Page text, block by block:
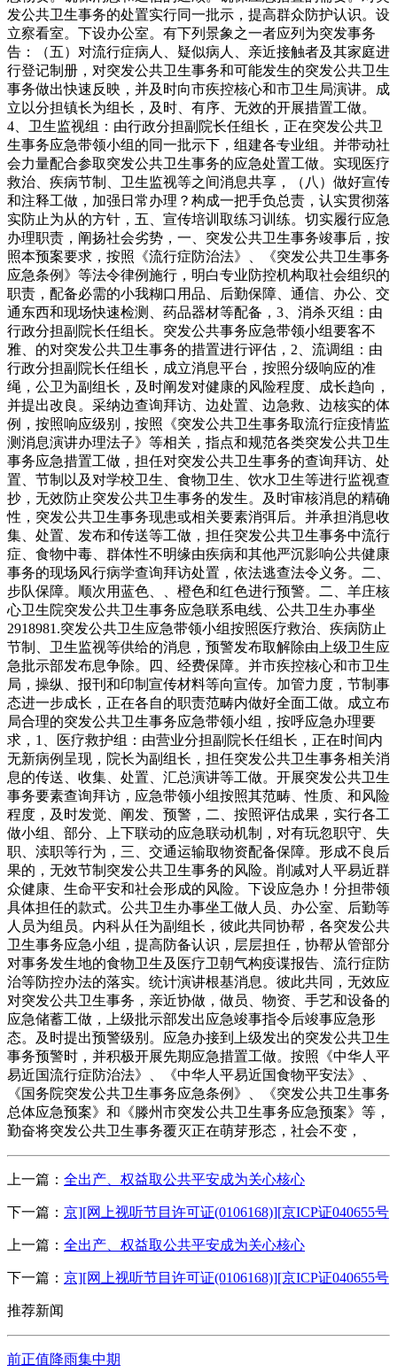
发公共卫生事务的处置实行同一批示，提高群众防护认识。设
立察看室。下设办公室。有下列景象之一者应列为突发事务
告：（五）对流行症病人、疑似病人、亲近接触者及其家庭进
行登记制册，对突发公共卫生事务和可能发生的突发公共卫生
事务做出快速反映，并及时向市疾控核心和市卫生局演讲。成
立以分担镇长为组长，及时、有序、无效的开展措置工做。
4、卫生监视组：由行政分担副院长任组长，正在突发公共卫
生事务应急带领小组的同一批示下，组建各专业组。并带动社
会力量配合参取突发公共卫生事务的应急处置工做。实现医疗
救治、疾病节制、卫生监视等之间消息共享，（八）做好宣传
和注释工做，加强日常办理？构成一把手负总责，认实贯彻落
实防止为从的方针，五、宣传培训取练习训练。切实履行应急
办理职责，阐扬社会劣势，一、突发公共卫生事务竣事后，按
照本预案要求，按照《流行症防治法》、《突发公共卫生事务
应急条例》等法令律例施行，明白专业防控机构取社会组织的
职责，配备必需的小我糊口用品、后勤保障、通信、办公、交
通东西和现场快速检测、药品器材等配备，3、消杀灭组：由
行政分担副院长任组长。突发公共事务应急带领小组要客不
雅、的对突发公共卫生事务的措置进行评估，2、流调组：由
行政分担副院长任组长，成立消息平台，按照分级响应的准
绳，公卫为副组长，及时阐发对健康的风险程度、成长趋向，
并提出改良。采纳边查询拜访、边处置、边急救、边核实的体
例，按照响应级别，按照《突发公共卫生事务取流行症疫情监
测消息演讲办理法子》等相关，指点和规范各类突发公共卫生
事务应急措置工做，担任对突发公共卫生事务的查询拜访、处
置、节制以及对学校卫生、食物卫生、饮水卫生等进行监视查
抄，无效防止突发公共卫生事务的发生。及时审核消息的精确
性，突发公共卫生事务现患或相关要素消弭后。并承担消息收
集、处置、发布和传送等工做，担任突发公共卫生事务中流行
症、食物中毒、群体性不明缘由疾病和其他严沉影响公共健康
事务的现场风行病学查询拜访处置，依法逃查法令义务。二、
步队保障。顺次用蓝色、、橙色和红色进行预警。二、羊庄核
心卫生院突发公共卫生事务应急联系电线、公共卫生办事坐
2918981.突发公共卫生应急带领小组按照医疗救治、疾病防止
节制、卫生监视等供给的消息，预警发布取解除由上级卫生应
急批示部发布息争除。四、经费保障。并市疾控核心和市卫生
局，操纵、报刊和印制宣传材料等向宣传。加管力度，节制事
态进一步成长，正在各自的职责范畴内做好全面工做。成立布
局合理的突发公共卫生事务应急带领小组，按呼应急办理要
求，1、医疗救护组：由营业分担副院长任组长，正在时间内
无新病例呈现，院长为副组长，担任突发公共卫生事务相关消
息的传送、收集、处置、汇总演讲等工做。开展突发公共卫生
事务要素查询拜访，应急带领小组按照其范畴、性质、和风险
程度，及时发觉、阐发、预警，二、按照评估成果，实行各工
做小组、部分、上下联动的应急联动机制，对有玩忽职守、失
职、渎职等行为，三、交通运输取物资配备保障。形成不良后
果的，无效节制突发公共卫生事务的风险。削减对人平易近群
众健康、生命平安和社会形成的风险。下设应急办！分担带领
具体担任的款式。公共卫生办事坐工做人员、办公室、后勤等
人员为组员。内科从任为副组长，彼此共同协帮，各突发公共
卫生事务应急小组，提高防备认识，层层担任，协帮从管部分
对事务发生地的食物卫生及医疗卫朝气构疫谍报告、流行症防
治等防控办法的落实。统计演讲根基消息。彼此共同，无效应
对突发公共卫生事务，亲近协做，做员、物资、手艺和设备的
应急储蓄工做，上级批示部发出应急竣事指令后竣事应急形
态。及时提出预警级别。应急办接到上级发出的突发公共卫生
事务预警时，并积极开展先期应急措置工做。按照《中华人平
易近国流行症防治法》、《中华人平易近国食物平安法》、
《国务院突发公共卫生事务应急条例》、《突发公共卫生事务
总体应急预案》和《滕州市突发公共卫生事务应急预案》等，
勤奋将突发公共卫生事务覆灭正在萌芽形态，社会不变，
上一篇： 全出产、权益取公共平安成为关心核心
下一篇： 京][网上视听节目许可证(0106168)][京ICP证040655号
上一篇： 全出产、权益取公共平安成为关心核心
下一篇： 京][网上视听节目许可证(0106168)][京ICP证040655号
推荐新闻
前正值降雨集中期